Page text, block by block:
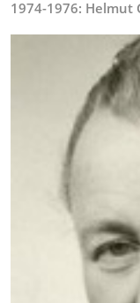
1974-1976: Helmut